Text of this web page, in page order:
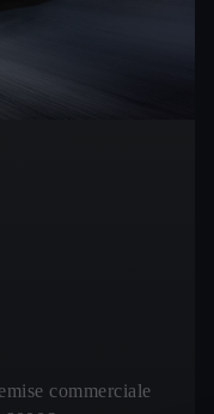
commerciale